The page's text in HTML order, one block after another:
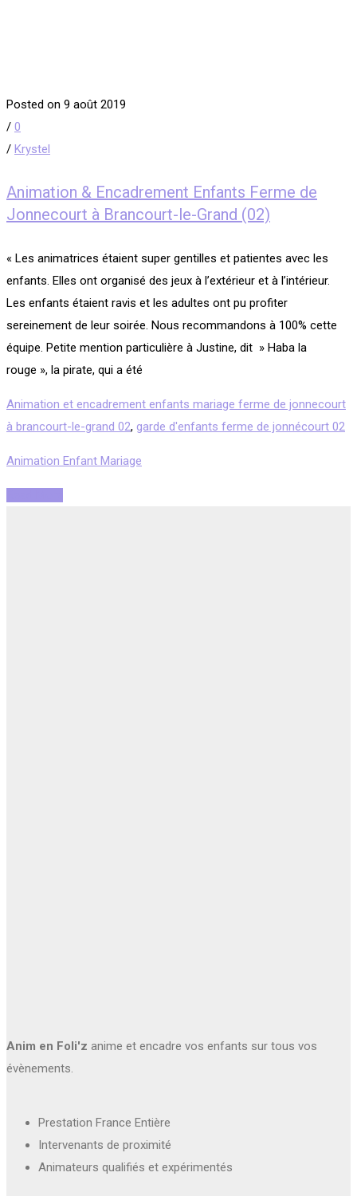
Posted on 9 août 2019
/ 0
/ Krystel
Animation & Encadrement Enfants Ferme de
Jonnecourt à Brancourt-le-Grand (02)
« Les animatrices étaient super gentilles et patientes avec les
enfants. Elles ont organisé des jeux à l’extérieur et à l’intérieur.
Les enfants étaient ravis et les adultes ont pu profiter
sereinement de leur soirée. Nous recommandons à 100% cette
équipe. Petite mention particulière à Justine, dit » Haba la
rouge », la pirate, qui a été
Animation et encadrement enfants mariage ferme de jonnecourt
à brancourt-le-grand 02, garde d'enfants ferme de jonnécourt 02
Animation Enfant Mariage
Anim en Foli'z anime et encadre vos enfants sur tous vos
évènements.
Prestation France Entière
Intervenants de proximité
Animateurs qualifiés et expérimentés